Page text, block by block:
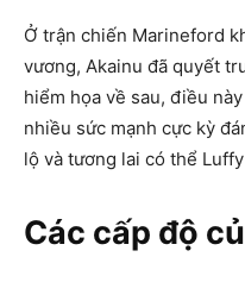
Ở trận chiến Marineford
vương, Akainu đã quyết
hiểm họa về sau, điều
nhiều sức mạnh cực kỳ
lộ và tương lai có thể
Các cấp độ